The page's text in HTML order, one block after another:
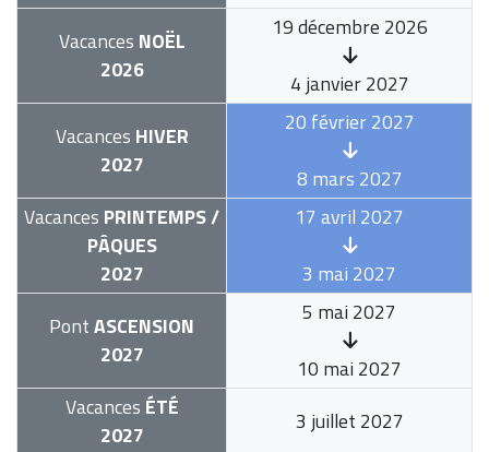
Vacances NOËL
2026
19 décembre 2026
4 janvier 2027
Vacances HIVER
2027
20 février 2027
8 mars 2027
Vacances PRINTEMPS /
PÂQUES
2027
17 avril 2027
3 mai 2027
PontASCENSION
2027
5 mai 2027
10 mai 2027
Vacances ÉTÉ
2027
3 juillet 2027